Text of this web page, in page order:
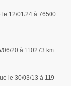
le 12/01/24 à 76500
06/20 à 110273 km
le 30/03/13 à 119